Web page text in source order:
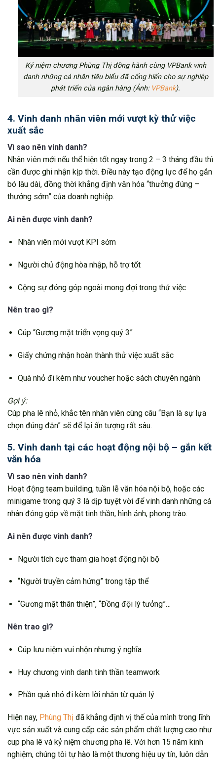
Kỷ niệm chương Phùng Thị đồng hành cùng VPBank vinh
danh những cá nhân tiêu biểu đã cống hiến cho sự nghiệp
phát triển của ngân hàng (Ảnh: VPBank).
4. Vinh danh nhân viên mới vượt kỳ thử việc
xuất sắc
Vì sao nên vinh danh?
Nhân viên mới nếu thể hiện tốt ngay trong 2 – 3 tháng đầu thì
cần được ghi nhận kịp thời. Điều này tạo động lực để họ gắn
bó lâu dài, đồng thời khẳng định văn hóa “thưởng đúng –
thưởng sớm” của doanh nghiệp.
Ai nên được vinh danh?
Nhân viên mới vượt KPI sớm
Người chủ động hòa nhập, hỗ trợ tốt
Cộng sự đóng góp ngoài mong đợi trong thử việc
Nên trao gì?
Cúp “Gương mặt triển vọng quý 3”
Giấy chứng nhận hoàn thành thử việc xuất sắc
Quà nhỏ đi kèm như voucher hoặc sách chuyên ngành
Gợi ý:
Cúp pha lê nhỏ, khắc tên nhân viên cùng câu “Bạn là sự lựa
chọn đúng đắn” sẽ để lại ấn tượng rất sâu.
5. Vinh danh tại các hoạt động nội bộ – gắn kết
văn hóa
Vì sao nên vinh danh?
Hoạt động team building, tuần lễ văn hóa nội bộ, hoặc các
minigame trong quý 3 là dịp tuyệt vời để vinh danh những cá
nhân đóng góp về mặt tinh thần, hình ảnh, phong trào.
Ai nên được vinh danh?
Người tích cực tham gia hoạt động nội bộ
“Người truyền cảm hứng” trong tập thể
“Gương mặt thân thiện”, “Đồng đội lý tưởng”…
Nên trao gì?
Cúp lưu niệm vui nhộn nhưng ý nghĩa
Huy chương vinh danh tinh thần teamwork
Phần quà nhỏ đi kèm lời nhắn từ quản lý
Hiện nay, Phùng Thị đã khẳng định vị thế của mình trong lĩnh
vực sản xuất và cung cấp các sản phẩm chất lượng cao như
cup pha lê và kỷ niệm chương pha lê. Với hơn 15 năm kinh
nghiệm, chúng tôi tự hào là một thương hiệu uy tín, luôn dẫn